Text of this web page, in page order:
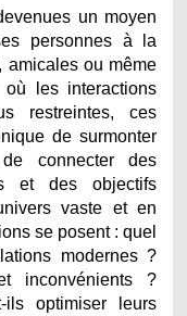
un moyen
personnes à la
amicales ou même
les interactions
restreintes, ces
de surmonter
connecter des
et des objectifs
vaste et en
se posent : quel
modernes ?
inconvénients ?
ils optimiser leurs